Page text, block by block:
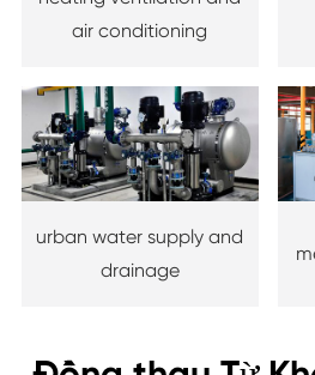
air conditioning
urban water supply and
drainage